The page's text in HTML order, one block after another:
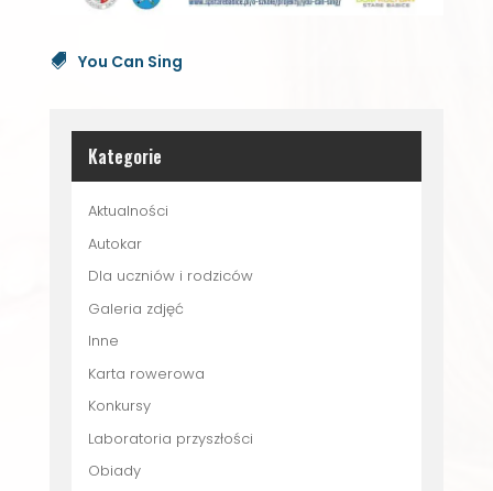
You Can Sing
Kategorie
Aktualności
Autokar
Dla uczniów i rodziców
Galeria zdjęć
Inne
Karta rowerowa
Konkursy
Laboratoria przyszłości
Obiady